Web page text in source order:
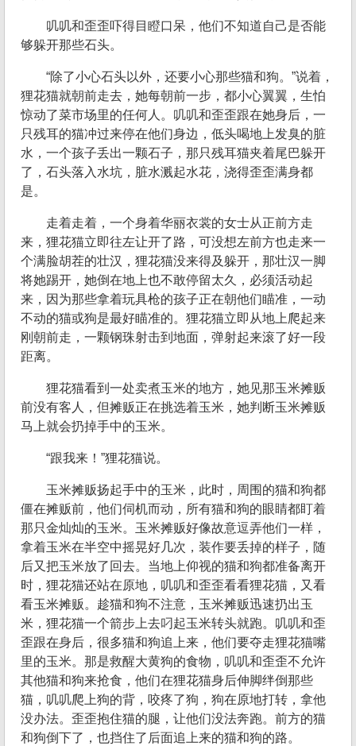
叽叽和歪歪吓得目瞪口呆，他们不知道自己是否能
够躲开那些石头。
“除了小心石头以外，还要小心那些猫和狗。”说着，
狸花猫就朝前走去，她每朝前一步，都小心翼翼，生怕
惊动了菜市场里的任何人。叽叽和歪歪跟在她身后，一
只残耳的猫冲过来停在他们身边，低头喝地上发臭的脏
水，一个孩子丢出一颗石子，那只残耳猫夹着尾巴躲开
了，石头落入水坑，脏水溅起水花，浇得歪歪满身都
是。
走着走着，一个身着华丽衣裳的女士从正前方走
来，狸花猫立即往左让开了路，可没想左前方也走来一
个满脸胡茬的壮汉，狸花猫没来得及躲开，那壮汉一脚
将她踢开，她倒在地上也不敢停留太久，必须活动起
来，因为那些拿着玩具枪的孩子正在朝他们瞄准，一动
不动的猫或狗是最好瞄准的。狸花猫立即从地上爬起来
刚朝前走，一颗钢珠射击到地面，弹射起来滚了好一段
距离。
狸花猫看到一处卖煮玉米的地方，她见那玉米摊贩
前没有客人，但摊贩正在挑选着玉米，她判断玉米摊贩
马上就会扔掉手中的玉米。
“跟我来！”狸花猫说。
玉米摊贩扬起手中的玉米，此时，周围的猫和狗都
僵在摊贩前，他们伺机而动，所有猫和狗的眼睛都盯着
那只金灿灿的玉米。玉米摊贩好像故意逗弄他们一样，
拿着玉米在半空中摇晃好几次，装作要丢掉的样子，随
后又把玉米放了回去。当地上仰视的猫和狗都准备离开
时，狸花猫还站在原地，叽叽和歪歪看看狸花猫，又看
看玉米摊贩。趁猫和狗不注意，玉米摊贩迅速扔出玉
米，狸花猫一个箭步上去叼起玉米转头就跑。叽叽和歪
歪跟在身后，很多猫和狗追上来，他们要夺走狸花猫嘴
里的玉米。那是救醒大黄狗的食物，叽叽和歪歪不允许
其他猫和狗来抢食，他们在狸花猫身后伸脚绊倒那些
猫，叽叽爬上狗的背，咬疼了狗，狗在原地打转，拿他
没办法。歪歪抱住猫的腿，让他们没法奔跑。前方的猫
和狗倒下了，也挡住了后面追上来的猫和狗的路。